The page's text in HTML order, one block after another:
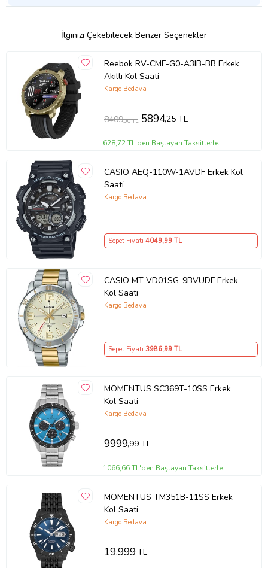
İlginizi Çekebilecek Benzer Seçenekler
Reebok RV-CMF-G0-A3IB-BB Erkek
Akıllı Kol Saati
Kargo Bedava
8409,00 TL 5894,25 TL
628,72 TL'den Başlayan Taksitlerle
CASIO AEQ-110W-1AVDF Erkek Kol
Saati
Kargo Bedava
Sepet Fiyatı 4049,99 TL
CASIO MT-VD01SG-9BVUDF Erkek
Kol Saati
Kargo Bedava
Sepet Fiyatı 3986,99 TL
MOMENTUS SC369T-10SS Erkek
Kol Saati
Kargo Bedava
9999,99 TL
1066,66 TL'den Başlayan Taksitlerle
MOMENTUS TM351B-11SS Erkek
Kol Saati
Kargo Bedava
19.999TL